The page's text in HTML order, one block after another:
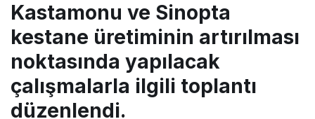
Kastamonu ve Sinopta
kestane üretiminin artırılması
noktasında yapılacak
çalışmalarla ilgili toplantı
düzenlendi.